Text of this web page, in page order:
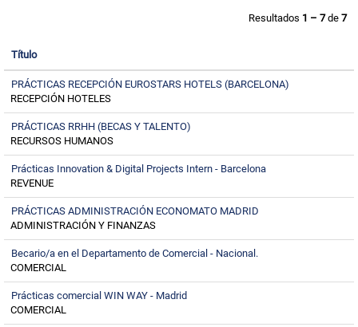
Resultados 1 – 7de 7
Título
PRÁCTICAS RECEPCIÓN EUROSTARS HOTELS (BARCELONA)
RECEPCIÓN HOTELES
PRÁCTICAS RRHH (BECAS Y TALENTO)
RECURSOS HUMANOS
Prácticas Innovation & Digital Projects Intern - Barcelona
REVENUE
PRÁCTICAS ADMINISTRACIÓN ECONOMATO MADRID
ADMINISTRACIÓN Y FINANZAS
Becario/a en el Departamento de Comercial - Nacional.
COMERCIAL
Prácticas comercial WIN WAY - Madrid
COMERCIAL